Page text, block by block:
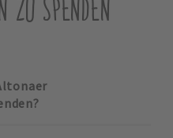
ZU SPENDEN